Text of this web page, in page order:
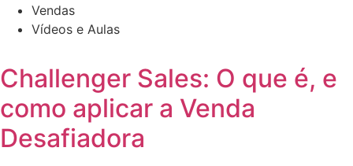
Vendas
Vídeos e Aulas
Challenger Sales: O que é, e
como aplicar a Venda
Desafiadora